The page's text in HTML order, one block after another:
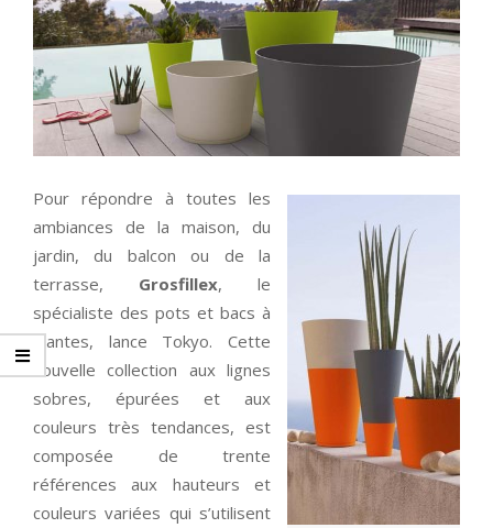
Pour répondre à toutes les
ambiances de la maison, du
jardin, du balcon ou de la
terrasse, Grosfillex, le
spécialiste des pots et bacs à
plantes, lance Tokyo. Cette
nouvelle collection aux lignes
sobres, épurées et aux
couleurs très tendances, est
composée de trente
références aux hauteurs et
couleurs variées qui s’utilisent